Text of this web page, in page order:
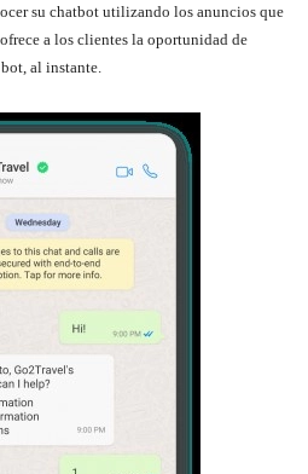
su chatbot utilizando los anuncios que
a los clientes la oportunidad de
al instante.